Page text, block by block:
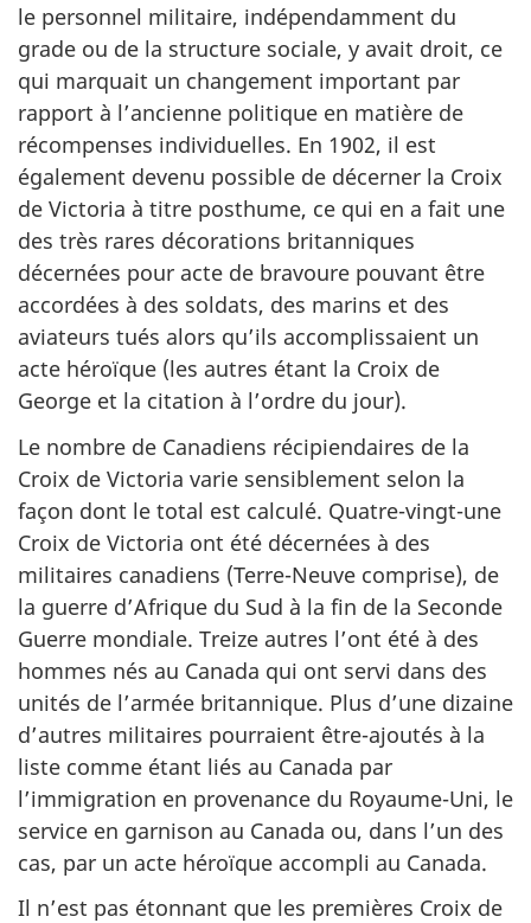
le personnel militaire, indépendamment du
grade ou de la structure sociale, y avait droit, ce
qui marquait un changement important par
rapport à l’ancienne politique en matière de
récompenses individuelles. En 1902, il est
également devenu possible de décerner la Croix
de Victoria à titre posthume, ce qui en a fait une
des très rares décorations britanniques
décernées pour acte de bravoure pouvant être
accordées à des soldats, des marins et des
aviateurs tués alors qu’ils accomplissaient un
acte héroïque (les autres étant la Croix de
George et la citation à l’ordre du jour).
Le nombre de Canadiens récipiendaires de la
Croix de Victoria varie sensiblement selon la
façon dont le total est calculé. Quatre-vingt-une
Croix de Victoria ont été décernées à des
militaires canadiens (Terre-Neuve comprise), de
la guerre d’Afrique du Sud à la fin de la Seconde
Guerre mondiale. Treize autres l’ont été à des
hommes nés au Canada qui ont servi dans des
unités de l’armée britannique. Plus d’une dizaine
d’autres militaires pourraient être-ajoutés à la
liste comme étant liés au Canada par
l’immigration en provenance du Royaume-Uni, le
service en garnison au Canada ou, dans l’un des
cas, par un acte héroïque accompli au Canada.
Il n’est pas étonnant que les premières Croix de